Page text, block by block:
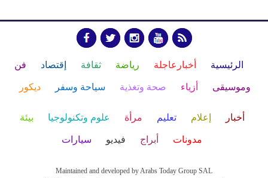
الرئيسية أخبارعاجلة رياضة ثقافة إقتصاد فن
وموسيقى أزياء صحة وتغذية سياحة وسفر ديكور
أخبار إعلام تعليم مرأة علوم وتكنولوجيا بيئة
مدونات أبراج فيديو سيارات
Maintained and developed by Arabs Today Group SAL